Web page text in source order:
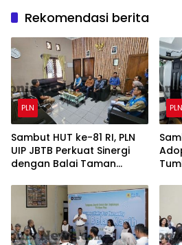
Rekomendasi berita
PLN
Sambut HUT ke-81 RI, PLN
UIP JBTB Perkuat Sinergi
dengan Balai Taman
Kajian Rencana Proyek
SUTET 500 kV Paiton–
Watudodol/Kalipuro
PLN